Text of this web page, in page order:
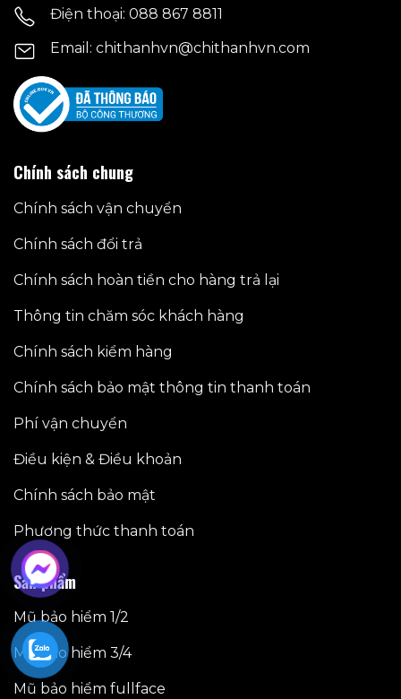
Điện thoại: 088 867 8811
Email: chithanhvn@chithanhvn.com
Chính sách chung
Chính sách vận chuyển
Chính sách đổi trả
Chính sách hoàn tiền cho hàng trả lại
Thông tin chăm sóc khách hàng
Chính sách kiểm hàng
Chính sách bảo mật thông tin thanh toán
Phí vận chuyển
Điều kiện & Điều khoản
Chính sách bảo mật
Phương thức thanh toán
Sản phẩm
Mũ bảo hiểm 1/2
Mũ bảo hiểm 3/4
Mũ bảo hiểm fullface